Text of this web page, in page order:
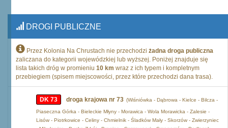
DROGI PUBLICZNE
Przez Kolonia Na Chrustach nie przechodzi żadna droga publiczna
zaliczana do kategorii wojewódzkiej lub wyższej. Poniżej znajduje się
lista takich dróg w promieniu 10 km wraz z ich typem i kompletnym
przebiegiem (spisem miejscowości, przez które przechodzi dana trasa).
DK 73 droga krajowa nr 73 (Wiśniówka - Dąbrowa - Kielce - Bilcza -
Piaseczna Górka - Bieleckie Młyny - Morawica - Wola Morawicka - Zalesie -
Lisów - Piotrkowice - Celiny - Chmielnik - Śladków Mały - Skorzów - Zwierzyniec